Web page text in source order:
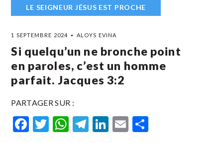
LE SEIGNEUR JÉSUS EST PROCHE
1 SEPTEMBRE 2024 ALOYS EVINA
Si quelqu’un ne bronche point
en paroles, c’est un homme
parfait. Jacques 3:2
PARTAGER SUR :
Facebook
Twitter
WhatsApp
Telegram
LinkedIn
Email